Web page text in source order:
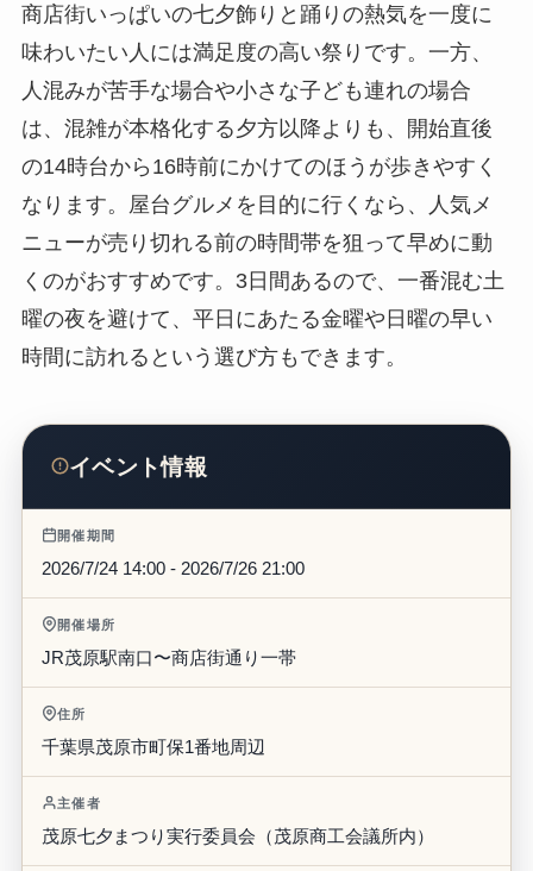
商店街いっぱいの七夕飾りと踊りの熱気を一度に
味わいたい人には満足度の高い祭りです。一方、
人混みが苦手な場合や小さな子ども連れの場合
は、混雑が本格化する夕方以降よりも、開始直後
の14時台から16時前にかけてのほうが歩きやすく
なります。屋台グルメを目的に行くなら、人気メ
ニューが売り切れる前の時間帯を狙って早めに動
くのがおすすめです。3日間あるので、一番混む土
曜の夜を避けて、平日にあたる金曜や日曜の早い
時間に訪れるという選び方もできます。
イベント情報
開催期間
2026/7/24 14:00 - 2026/7/26 21:00
開催場所
JR茂原駅南口〜商店街通り一帯
住所
千葉県茂原市町保1番地周辺
主催者
茂原七夕まつり実行委員会（茂原商工会議所内）